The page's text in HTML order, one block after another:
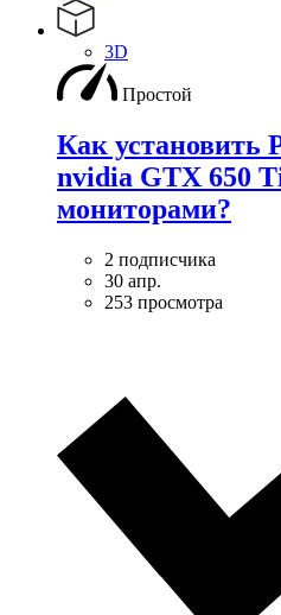
3D
Простой
Как
nvidia GTX 650
мониторами?
2 подписчика
30 апр.
253 просмотра